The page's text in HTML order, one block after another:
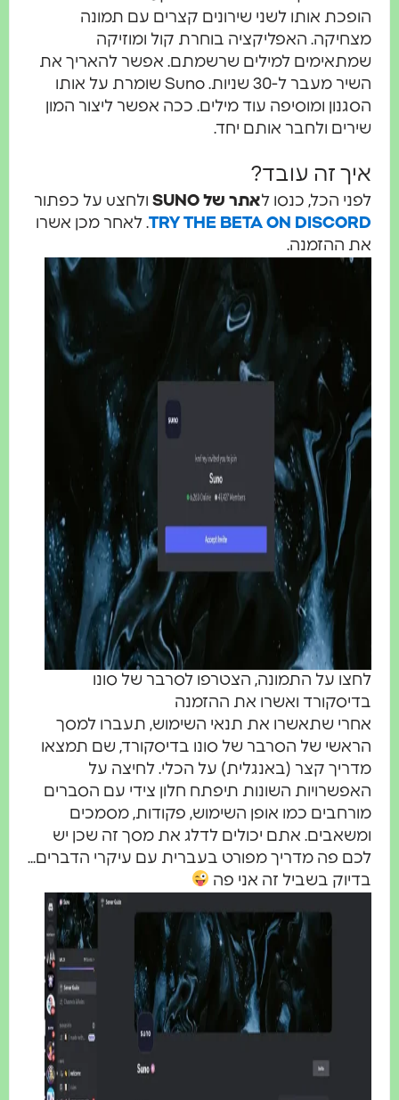
אותו לשני שירונים קצרים עם תמונה
האפליקציה בוחרת קול ומוזיקה
למילים שרשמתם. אפשר להאריך את
השיר מעבר ל-30 שניות. Suno שומרת על אותו
ומוסיפה עוד מילים. ככה אפשר ליצור המון
ולחבר אותם יחד.
זה עובד?
הכל, כנסו לאתר של SUNO
ולחצu על כפתור
TRY THE BETA ON . לאחר מכן אשרו
ההזמנה.
על התמונה, הצטרפו לסרבר של סונו
ואשרו את ההזמנה
שתאשרו את תנאי השימוש, תעברו למסך
של הסרבר של סונו בדיסקורד, שם תמצאו
קצר (באנגלית) על הכלי. לחיצה על
השונות תיפתח חלון צידי עם הסברים
כמו אופן השימוש, פקודות, מסמכים
אתם יכולים לדלג את מסך זה שכן יש
פה מדריך מפורט בעברית עם עיקרי הדברים...
בשביל זה אני פה